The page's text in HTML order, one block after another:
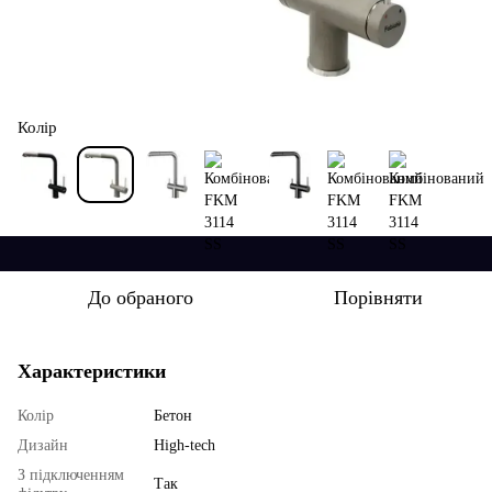
Колір
До обраного Порівняти
Характеристики
Колір
Бетон
Дизайн
High-tech
З підключенням
Так